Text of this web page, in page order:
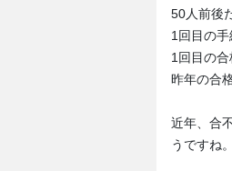
50人前後
1回目の手
1回目の合
昨年の合
近年、合
うですね。